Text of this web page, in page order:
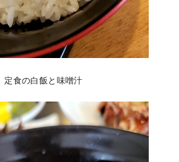
定食の白飯と味噌汁